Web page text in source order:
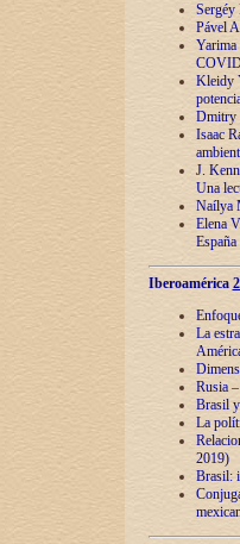
Sergéy
Pável
Yarima
Kleidy
Dmitry
Isaac
J.
Una
Naílya
Elena
España
Iberoamérica
La
Rusia
Brasil
La
2019)
Brasil: